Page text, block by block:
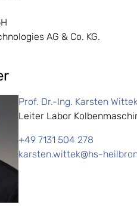
AG & Co. KG.
Prof. Dr.-Ing. Karsten
Leiter Labor
+49 7131 504 278
karsten.wittek@hs-